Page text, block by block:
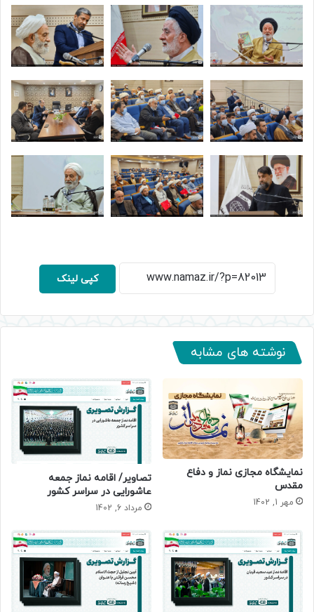
کپی لینک
نوشته های مشابه
نمایشگاه مجازی نماز و دفاع
مقدس
مهر 1, 1402
تصاویر/ اقامه نماز جمعه
عاشورایی در سراسر کشور
مرداد 6, 1402